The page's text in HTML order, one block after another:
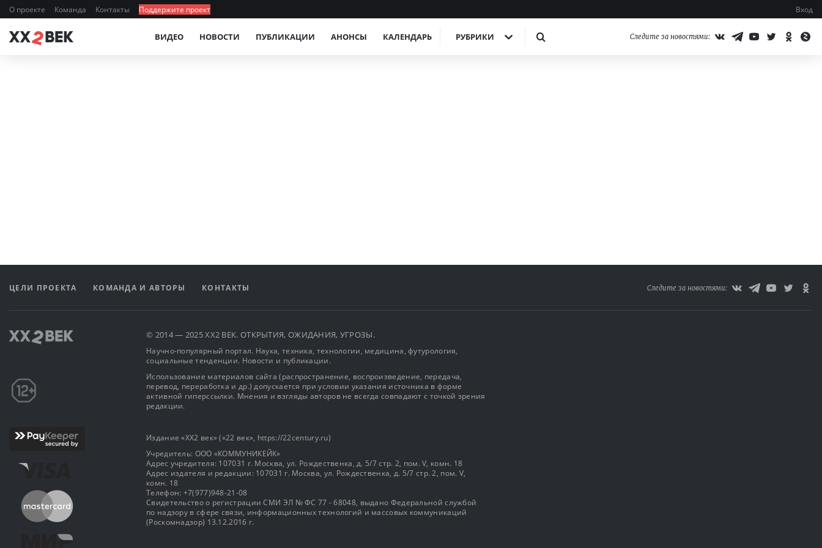
О проекте Команда Контакты Поддержите проект Вход
ВИДЕО НОВОСТИ ПУБЛИКАЦИИ АНОНСЫ КАЛЕНДАРЬ РУБРИКИ Следите за новостями:
ЦЕЛИ ПРОЕКТА КОМАНДА И АВТОРЫ КОНТАКТЫ Следите за новостями:
© 2014 — 2025 XX2 ВЕК. ОТКРЫТИЯ, ОЖИДАНИЯ, УГРОЗЫ.
Научно-популярный портал. Наука, техника, технологии, медицина, футурология,
социальные тенденции. Новости и публикации.
Использование материалов сайта (распространение, воспроизведение, передача,
перевод, переработка и др.) допускается при условии указания источника в форме
активной гиперссылки. Мнения и взгляды авторов не всегда совпадают с точкой зрения
редакции.
Издание «XX2 век» («22 век», https://22century.ru)
Учредитель: OOO «КОММУНИКЕЙК»
Адрес учредителя: 107031 г. Москва, ул. Рождественка, д. 5/7 стр. 2, пом. V, комн. 18
Адрес издателя и редакции: 107031 г. Москва, ул. Рождественка, д. 5/7 стр. 2, пом. V,
комн. 18
Телефон: +7(977)948-21-08
Свидетельство о регистрации СМИ ЭЛ № ФС 77 - 68048, выдано Федеральной службой
по надзору в сфере связи, информационных технологий и массовых коммуникаций
(Роскомнадзор) 13.12.2016 г.